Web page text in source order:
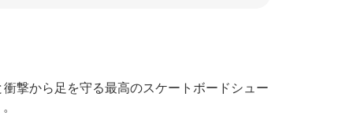
撃から足を守る最高のスケートボードシュー